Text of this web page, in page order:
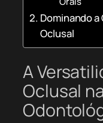
Dominando a
Oclusal
A
Oclusal